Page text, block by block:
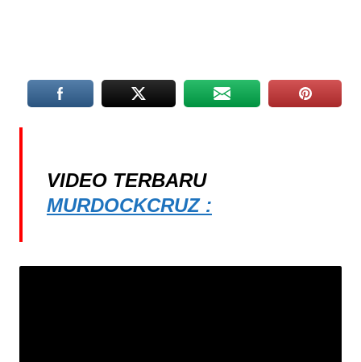
VIDEO TERBARU
MURDOCKCRUZ :